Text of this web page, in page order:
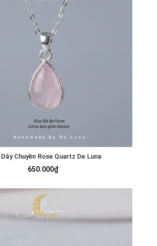
Chuyền Rose Quartz De Luna
650.000₫